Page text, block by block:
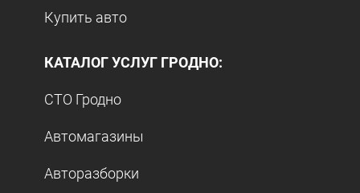
Купить авто
КАТАЛОГ УСЛУГ ГРОДНО:
СТО Гродно
Автомагазины
Авторазборки